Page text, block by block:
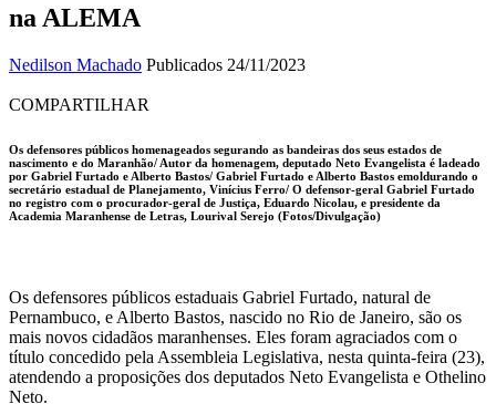
na ALEMA
Nedilson Machado Publicados 24/11/2023
COMPARTILHAR
Os defensores públicos homenageados segurando as bandeiras dos seus estados de
nascimento e do Maranhão/ Autor da homenagem, deputado Neto Evangelista é ladeado
por Gabriel Furtado e Alberto Bastos/ Gabriel Furtado e Alberto Bastos emoldurando o
secretário estadual de Planejamento, Vinícius Ferro/ O defensor-geral Gabriel Furtado
no registro com o procurador-geral de Justiça, Eduardo Nicolau, e presidente da
Academia Maranhense de Letras, Lourival Serejo (Fotos/Divulgação)
Os defensores públicos estaduais Gabriel Furtado, natural de
Pernambuco, e Alberto Bastos, nascido no Rio de Janeiro, são os
mais novos cidadãos maranhenses. Eles foram agraciados com o
título concedido pela Assembleia Legislativa, nesta quinta-feira (23),
atendendo a proposições dos deputados Neto Evangelista e Othelino
Neto.